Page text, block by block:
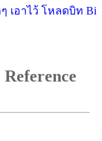
เอาไว้ โหลดบิท Bi